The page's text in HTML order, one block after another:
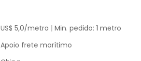
US$ 5,0/metro | Min. pedido: 1 metro
Apoio frete marítimo